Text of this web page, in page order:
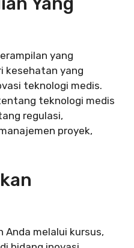
yang
kesehatan yang
teknologi medis.
teknologi medis
regulasi,
proyek,
melalui kursus,